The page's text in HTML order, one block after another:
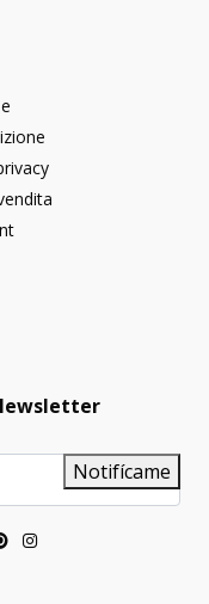
Notifícame